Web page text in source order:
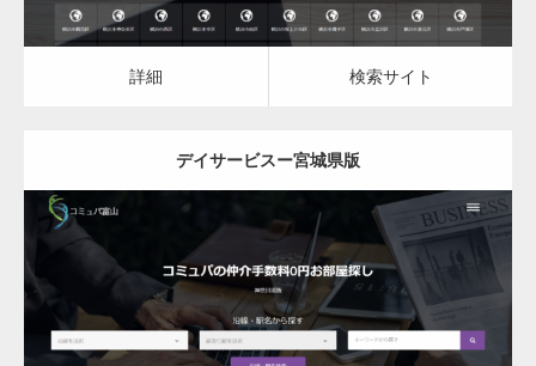
詳細 検索サイト
デイサービスー宮城県版
更新日： 2023.03.09
デイサービス